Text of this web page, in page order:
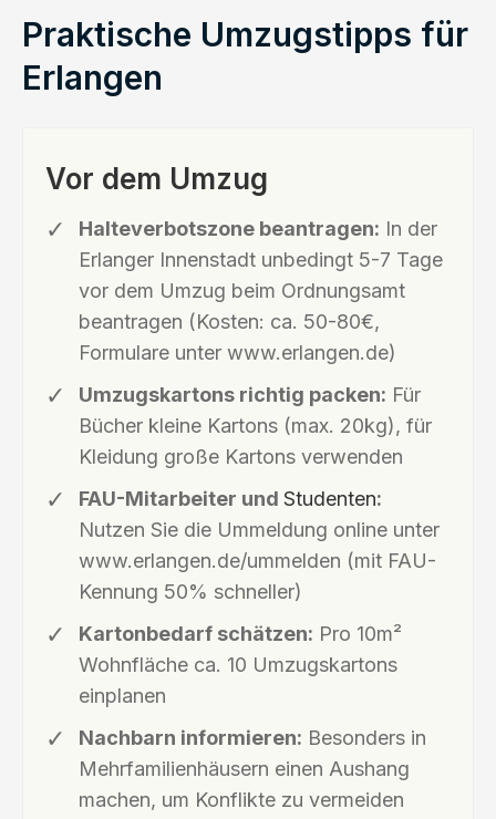
Praktische Umzugstipps für
Erlangen
Vor dem Umzug
Halteverbotszone beantragen: In der
Erlanger Innenstadt unbedingt 5-7 Tage
vor dem Umzug beim Ordnungsamt
beantragen (Kosten: ca. 50-80€,
Formulare unter www.erlangen.de)
Umzugskartons richtig packen: Für
Bücher kleine Kartons (max. 20kg), für
Kleidung große Kartons verwenden
FAU-Mitarbeiter und Studenten:
Nutzen Sie die Ummeldung online unter
www.erlangen.de/ummelden (mit FAU-
Kennung 50% schneller)
Kartonbedarf schätzen: Pro 10m²
Wohnfläche ca. 10 Umzugskartons
einplanen
Nachbarn informieren: Besonders in
Mehrfamilienhäusern einen Aushang
machen, um Konflikte zu vermeiden